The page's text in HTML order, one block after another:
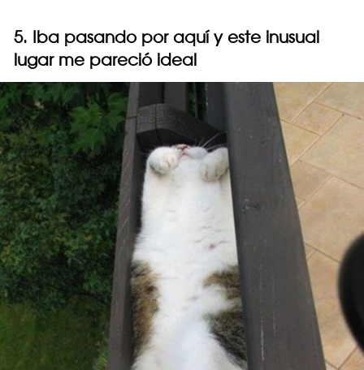
5. Iba pasando por aquí y este inusual
lugar me pareció ideal